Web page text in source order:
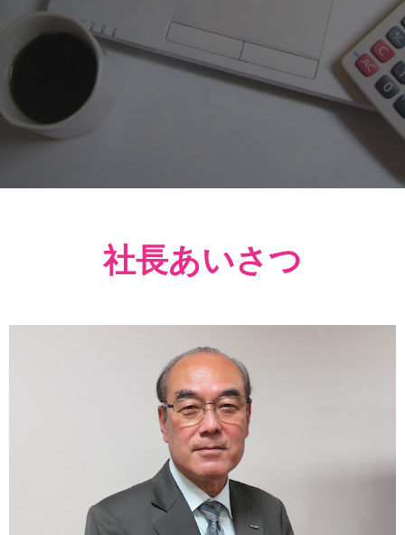
資料請求
お役立ち情報
お問い合わせ
社長あいさつ